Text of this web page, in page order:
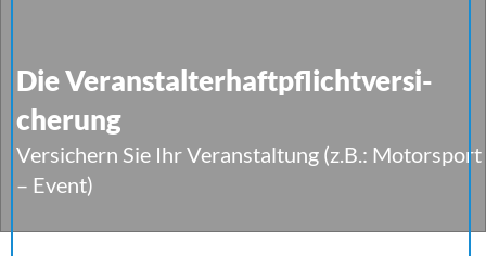
Die Ver­an­stal­ter­haft­pflicht­ver­si­
che­rung
Versichern Sie Ihr Veranstaltung (z.B.: Motorsport
– Event)